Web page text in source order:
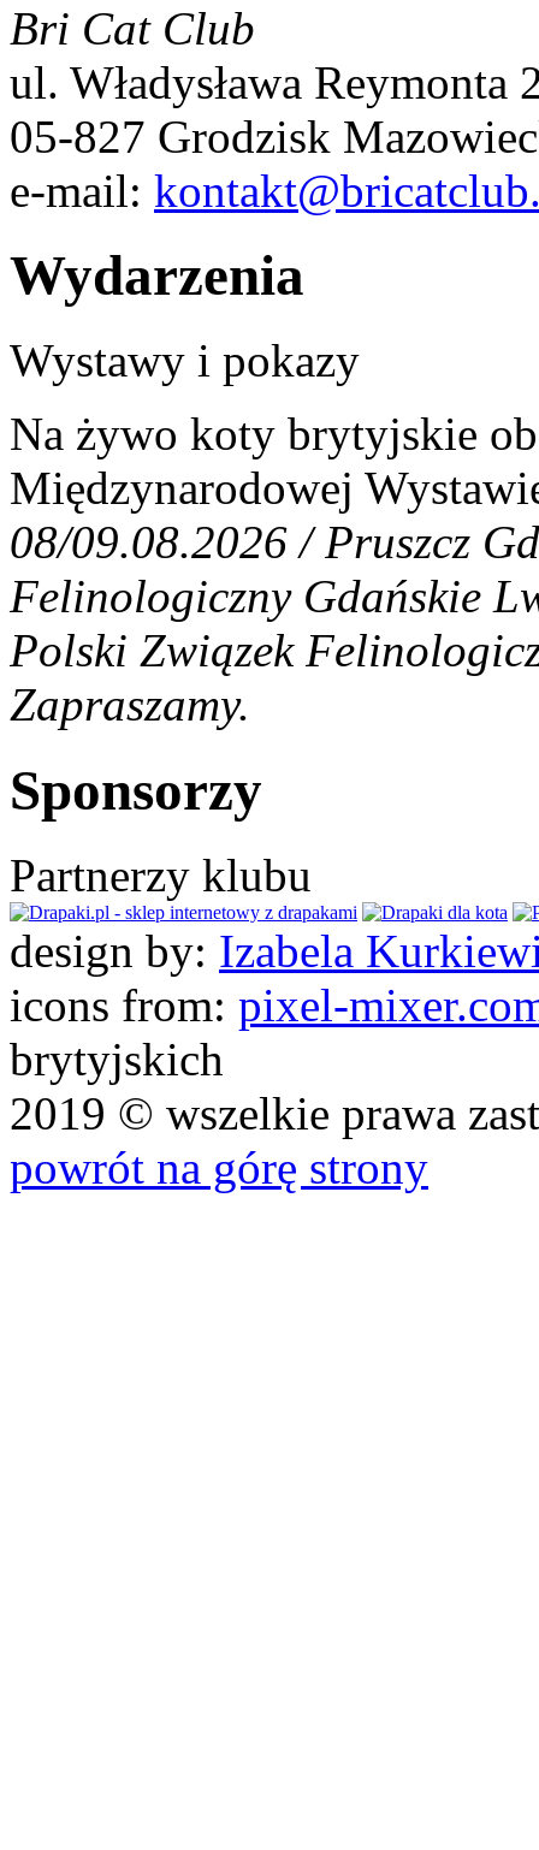
Bri Cat Club
ul. Władysława Reymonta
05-827 Grodzisk
e-mail:
Wydarzenia
Wystawy i pokazy
Na żywo koty brytyjskie
Międzynarodowej
08/09.08.2026 / Pruszcz
Felinologiczny Gdańskie
Polski Związek
Zapraszamy.
Sponsorzy
Partnerzy klubu
design by: Izabela
icons from: pixel-
brytyjskich
2019 © wszelkie prawa
powrót na górę strony